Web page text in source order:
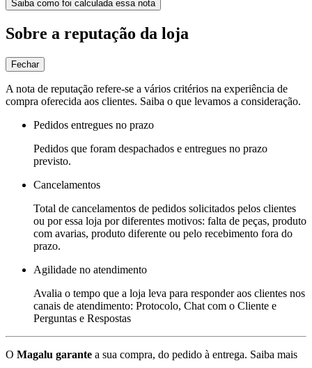
Saiba como foi calculada essa nota
Sobre a reputação da loja
Fechar
A nota de reputação refere-se a vários critérios na experiência de
compra oferecida aos clientes. Saiba o que levamos a consideração.
Pedidos entregues no prazo
Pedidos que foram despachados e entregues no prazo
previsto.
Cancelamentos
Total de cancelamentos de pedidos solicitados pelos clientes
ou por essa loja por diferentes motivos: falta de peças, produto
com avarias, produto diferente ou pelo recebimento fora do
prazo.
Agilidade no atendimento
Avalia o tempo que a loja leva para responder aos clientes nos
canais de atendimento: Protocolo, Chat com o Cliente e
Perguntas e Respostas
O Magalu garante a sua compra, do pedido à entrega. Saiba mais